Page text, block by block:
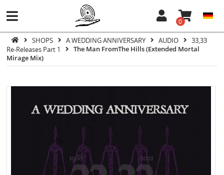
0
SHOPS A WEDDING ANNIVERSARY AUDIO
33,33
Re-Releases Part 1
The Man FromThe Hills (Extended Mortal
Mirage Mix)